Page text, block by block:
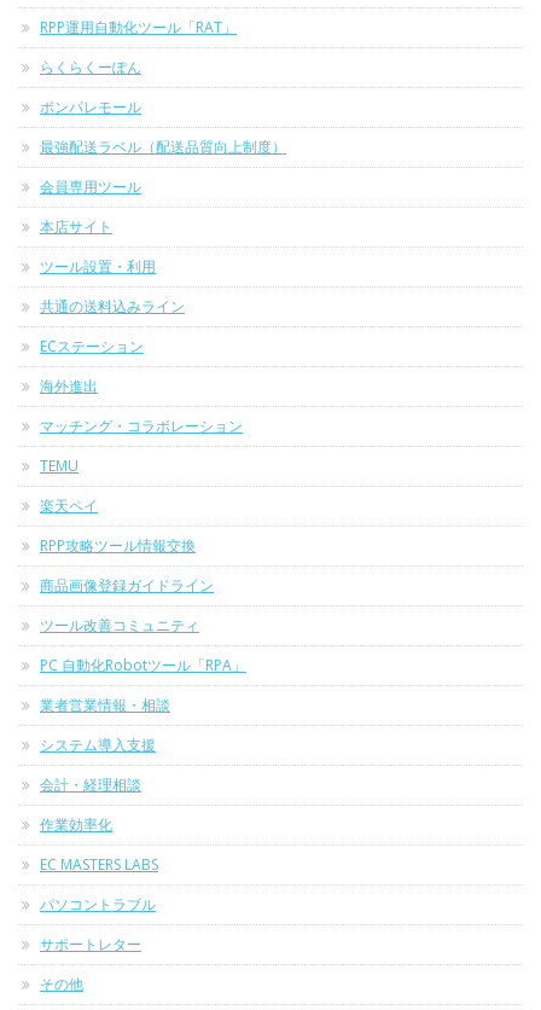
RPP運用自動化ツール「RAT」
らくらくーぽん
ポンパレモール
最強配送ラベル（配送品質向上制度）
会員専用ツール
本店サイト
ツール設置・利用
共通の送料込みライン
ECステーション
海外進出
マッチング・コラボレーション
TEMU
楽天ペイ
RPP攻略ツール情報交換
商品画像登録ガイドライン
ツール改善コミュニティ
PC 自動化Robotツール「RPA」
業者営業情報・相談
システム導入支援
会計・経理相談
作業効率化
EC MASTERS LABS
パソコントラブル
サポートレター
その他